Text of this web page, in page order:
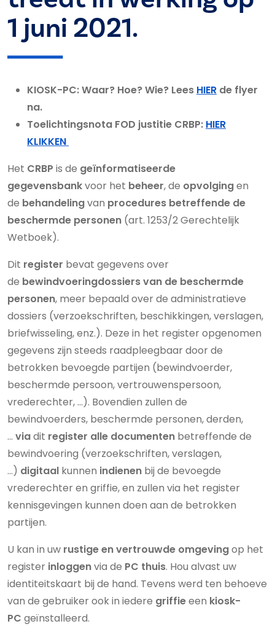
1 juni 2021.
KIOSK-PC: Waar? Hoe? Wie? Lees HIER de flyer
na.
Toelichtingsnota FOD justitie CRBP: HIER
KLIKKEN
Het CRBP is de geïnformatiseerde
gegevensbankvoor het beheer, de opvolgingen
de behandelingvan procedures betreffende de
beschermde personen (art. 1253/2 Gerechtelijk
Wetboek).
Dit register bevat gegevens over
de bewindvoeringdossiers van de beschermde
personen, meer bepaald over de administratieve
dossiers (verzoekschriften, beschikkingen, verslagen,
briefwisseling, enz.). Deze in het register opgenomen
gegevens zijn steeds raadpleegbaar door de
betrokken bevoegde partijen (bewindvoerder,
beschermde persoon, vertrouwenspersoon,
vrederechter, …). Bovendien zullen de
bewindvoerders, beschermde personen, derden,
… viadit register alle documenten betreffende de
bewindvoering (verzoekschriften, verslagen,
…) digitaal kunnen indienen bij de bevoegde
vrederechter en griffie, en zullen via het register
kennisgevingen kunnen doen aan de betrokken
partijen.
U kan in uw rustige en vertrouwde omgevingop het
register inloggenvia de PC thuis. Hou alvast uw
identiteitskaart bij de hand. Tevens werd ten behoeve
van de gebruiker ook in iedere griffieeen kiosk-
PC geïnstalleerd.